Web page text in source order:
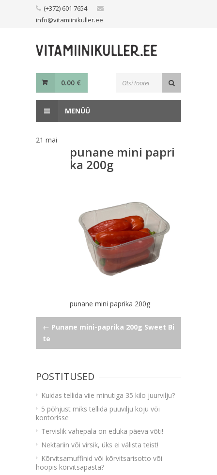
(+372) 601 7654
info@vitamiinikuller.ee
0.00 €
MENÜÜ
21 mai
punane mini papri
ka 200g
punane mini paprika 200g
Navigeerimine
← Punane mini-paprika 200g Sweet Bi
te
POSTITUSED
Kuidas tellida viie minutiga 35 kilo juurvilju?
5 põhjust miks tellida puuvilju koju või
kontorisse
Tervislik vahepala on eduka päeva võti!
Nektariin või virsik, üks ei välista teist!
Kõrvitsamuffinid või kõrvitsarisotto või
hoopis kõrvitsapasta?